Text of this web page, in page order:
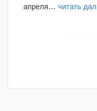
апреля… читать